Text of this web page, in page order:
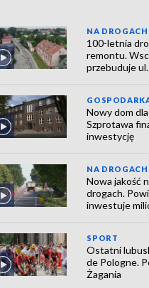
NA DROGACH
100-letnia
remontu.
przebuduje
Nowy dom
Szprotawa
inwestycję
NA DROGACH
Nowa jakość
drogach.
inwestuje
SPORT
Ostatni
de Pologne.
Żagania